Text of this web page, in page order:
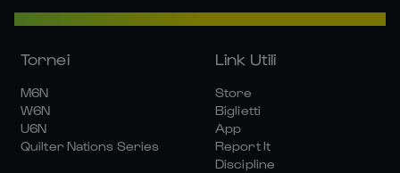
Tornei
M6N
W6N
U6N
Quilter Nations Series
Link Utili
Store
Biglietti
App
Report It
Discipline